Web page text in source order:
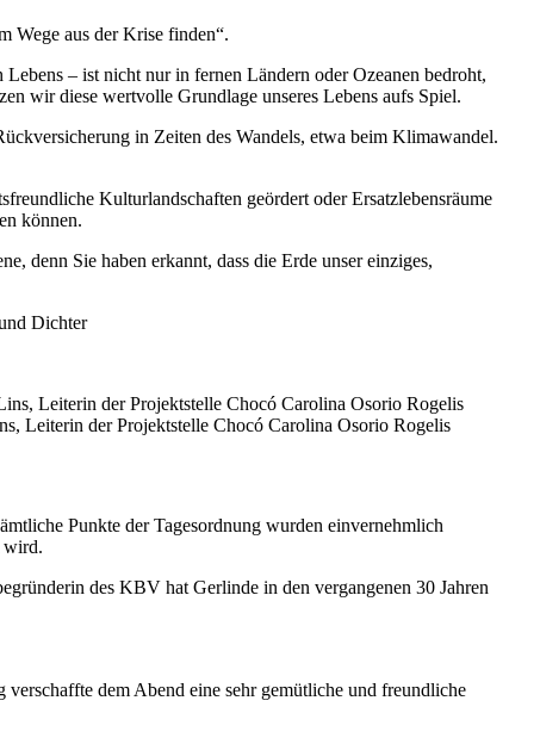
Wege aus der Krise finden“.
– ist nicht nur in fernen Ländern oder Ozeanen bedroht,
wir diese wertvolle Grundlage unseres Lebens aufs Spiel.
in Zeiten des Wandels, etwa beim Klimawandel.
Kulturlandschaften geördert oder Ersatzlebensräume
können.
denn Sie haben erkannt, dass die Erde unser einziges,
Dichter
Leiterin der Projektstelle Chocó Carolina Osorio Rogelis
Punkte der Tagesordnung wurden einvernehmlich
wird.
des KBV hat Gerlinde in den vergangenen 30 Jahren
dem Abend eine sehr gemütliche und freundliche